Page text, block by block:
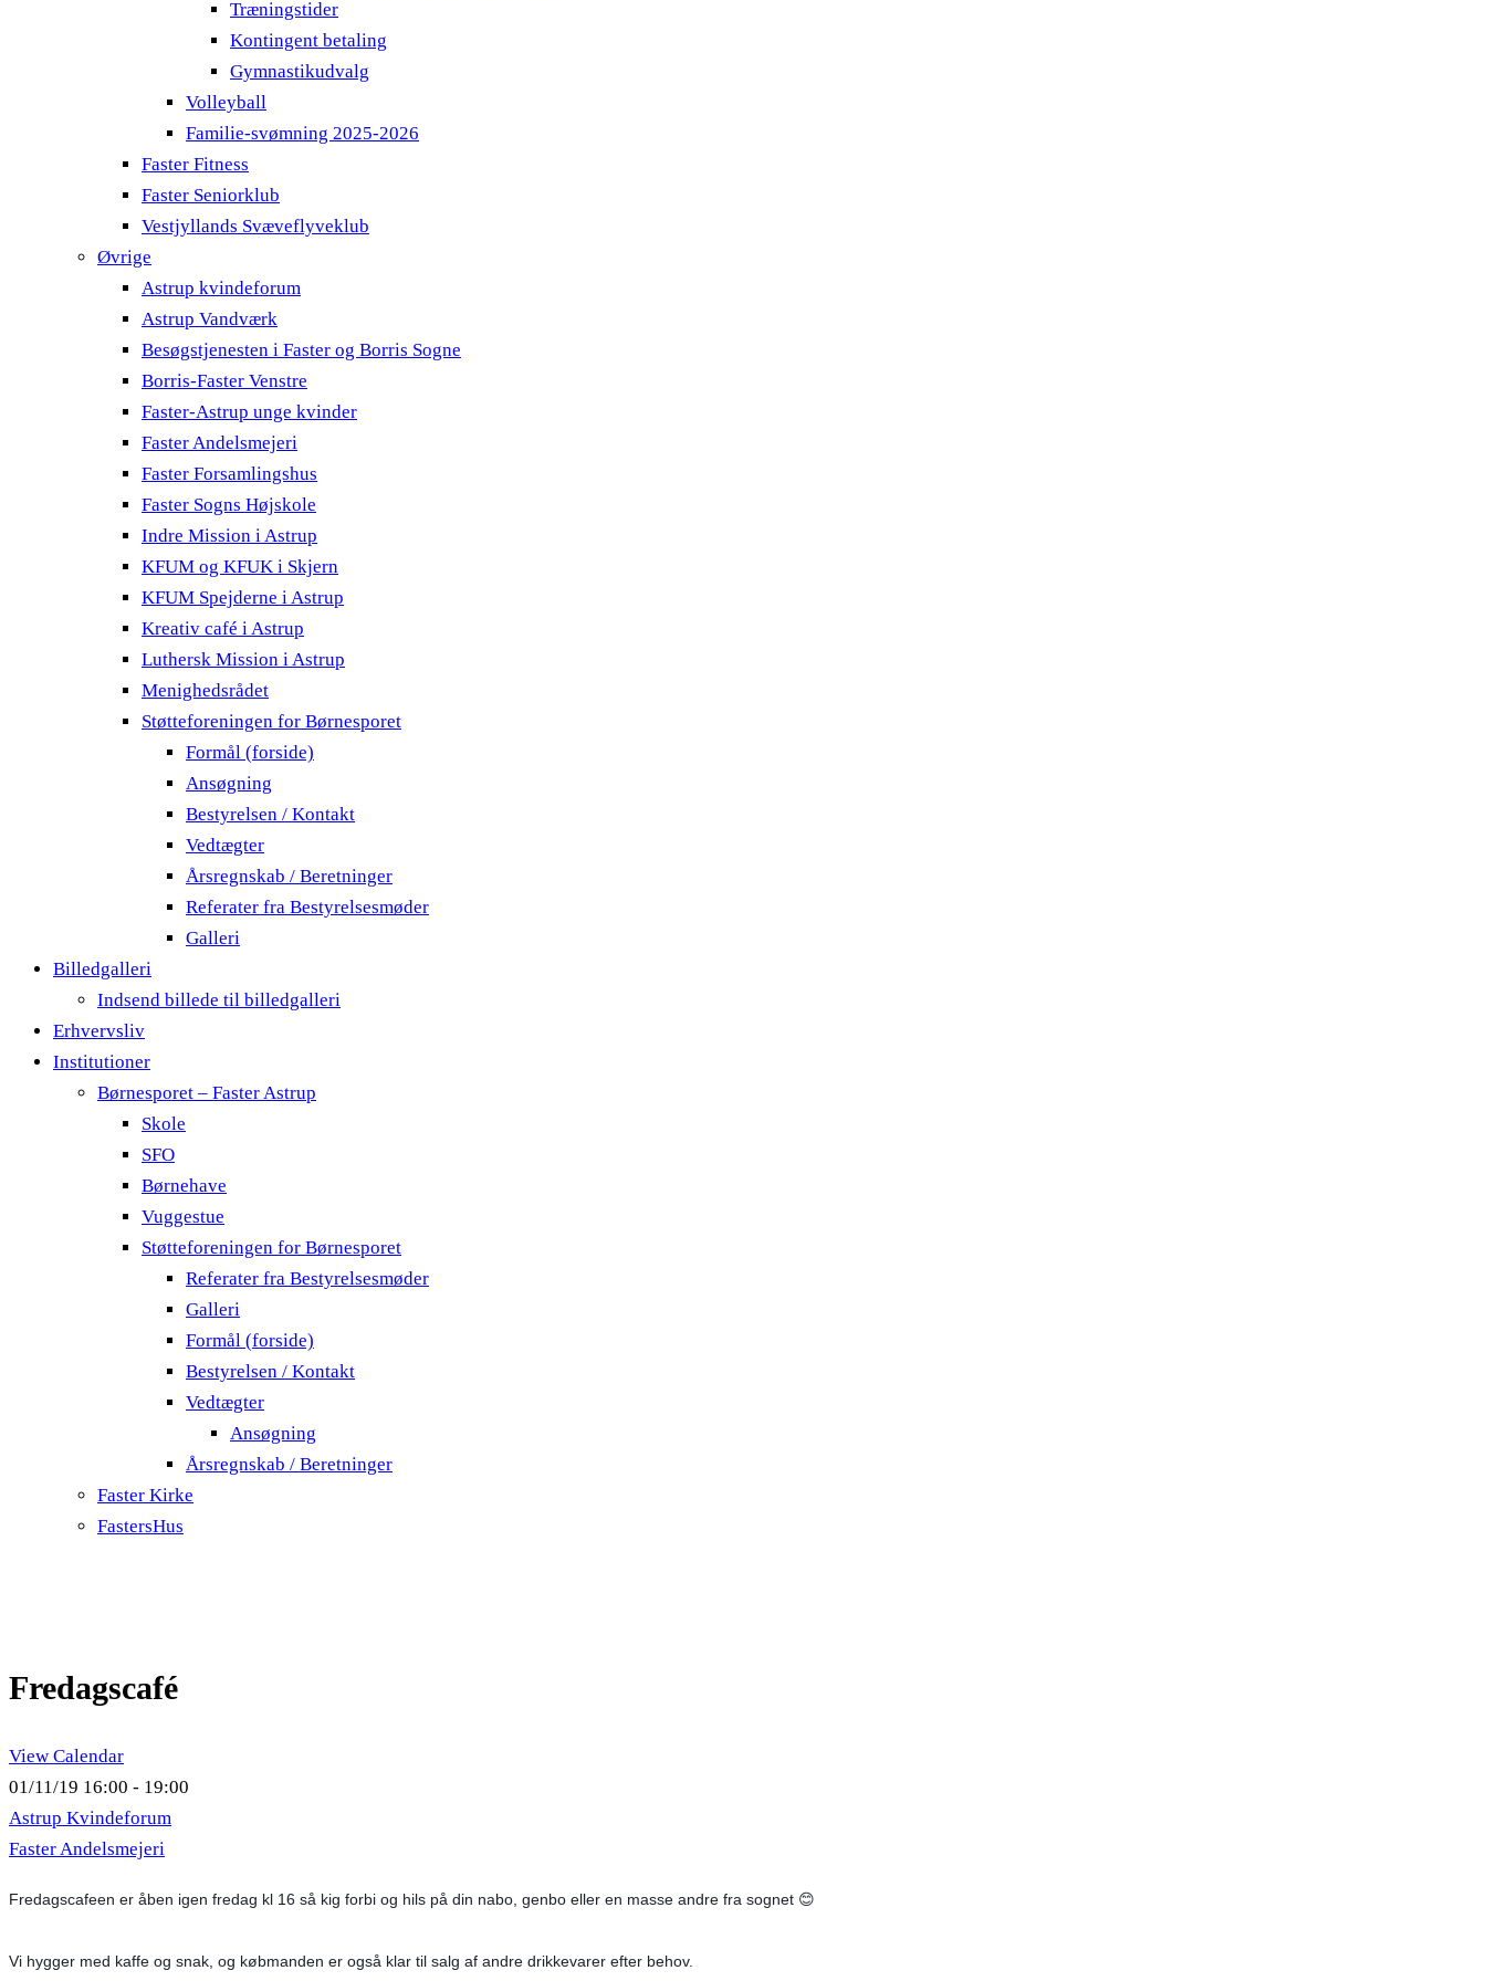
Træningstider
Kontingent betaling
Gymnastikudvalg
Volleyball
Familie-svømning 2025-2026
Faster Fitness
Faster Seniorklub
Vestjyllands Svæveflyveklub
Øvrige
Astrup kvindeforum
Astrup Vandværk
Besøgstjenesten i Faster og Borris Sogne
Borris-Faster Venstre
Faster-Astrup unge kvinder
Faster Andelsmejeri
Faster Forsamlingshus
Faster Sogns Højskole
Indre Mission i Astrup
KFUM og KFUK i Skjern
KFUM Spejderne i Astrup
Kreativ café i Astrup
Luthersk Mission i Astrup
Menighedsrådet
Støtteforeningen for Børnesporet
Formål (forside)
Ansøgning
Bestyrelsen / Kontakt
Vedtægter
Årsregnskab / Beretninger
Referater fra Bestyrelsesmøder
Galleri
Billedgalleri
Indsend billede til billedgalleri
Erhvervsliv
Institutioner
Børnesporet – Faster Astrup
Skole
SFO
Børnehave
Vuggestue
Støtteforeningen for Børnesporet
Referater fra Bestyrelsesmøder
Galleri
Formål (forside)
Bestyrelsen / Kontakt
Vedtægter
Ansøgning
Årsregnskab / Beretninger
Faster Kirke
FastersHus
Fredagscafé
View Calendar
01/11/19 16:00 - 19:00
Astrup Kvindeforum
Faster Andelsmejeri
Fredagscafeen er åben igen fredag kl 16 så kig forbi og hils på din nabo, genbo eller en masse andre fra sognet 😊
Vi hygger med kaffe og snak, og købmanden er også klar til salg af andre drikkevarer efter behov.